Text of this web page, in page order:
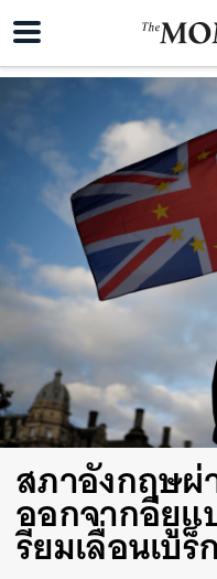
สภาอังกฤษผ่
ออกจากอียูแ
รียมเลื่อนเบ